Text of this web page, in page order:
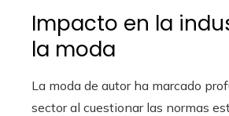
Impacto en la
la moda
La moda de autor ha marcado
sector al cuestionar las normas